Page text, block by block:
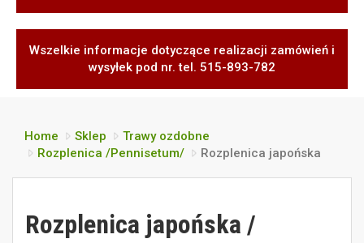
Wszelkie informacje dotyczące realizacji zamówień i
wysyłek pod nr. tel. 515-893-782
Home Sklep
Trawy ozdobne
Rozplenica /Pennisetum/
Rozplenica japońska
Rozplenica japońska /